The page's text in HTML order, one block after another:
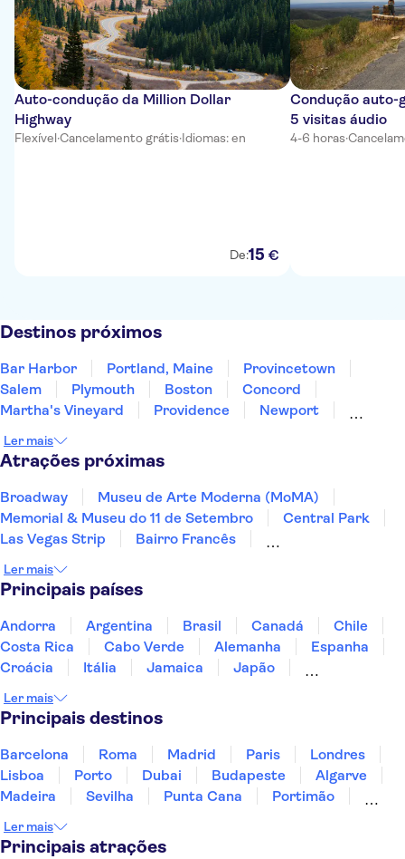
Auto-condução da Million Dollar
Highway
Flexível·Cancelamento grátis·Idiomas: en
De:15 €
Condução auto-
5 visitas áudio
4-6 horas·
Destinos próximos
Bar Harbor Portland, Maine
Provincetown
Salem
Plymouth Boston
Concord
Martha's Vineyard
Providence
Newport
East Rutherford
Ler mais
Atrações próximas
Broadway
Museu de Arte Moderna (MoMA)
Memorial & Museu do 11 de Setembro
Central Park
Las Vegas Strip
Bairro Francês
Yankee Stadium
LEGOLAND® Florida Resort
Universal Orlando Resort
SUMMIT One Vanderbilt
Skydeck Chicago
Ler mais
Principais países
Andorra Argentina Brasil Canadá
Chile
Costa Rica
Cabo Verde Alemanha
Espanha
Croácia
Itália Jamaica
Japão
Portugal
Singapura
Ler mais
Principais destinos
Barcelona Roma Madrid Paris
Londres
Lisboa
Porto Dubai Budapeste
Algarve
Madeira
Sevilha Punta Cana
Portimão
Sesimbra
Ler mais
Principais atrações